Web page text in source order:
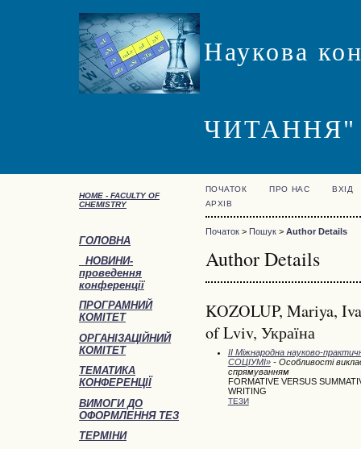
Наукова
ЧИТАННЯ"
HOME - FACULTY OF
CHEMISTRY
ГОЛОВНА
НОВИНИ-
проведення
конференції
ПРОГРАМНИЙ
КОМІТЕТ
ОРГАНІЗАЦІЙНИЙ
КОМІТЕТ
ТЕМАТИКА
КОНФЕРЕНЦІЇ
ВИМОГИ ДО
ОФОРМЛЕННЯ ТЕЗ
ТЕРМІНИ
ПОЧАТОК ПРО НАС
ВХІД
АРХІВ
Початок> Пошук> Author Details
Author Details
KOZOLUP, Mariya,
of Lviv, Україна
ІІ Міжнародна науково-
СОЦІУМІ»- Особливості
спрямуванням
FORMATIVE VERSUS
WRITING
ТЕЗИ